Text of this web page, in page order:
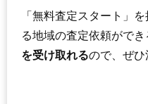
「無料査定スタート」
る地域の査定依頼ができ
を受け取れるので、ぜひ